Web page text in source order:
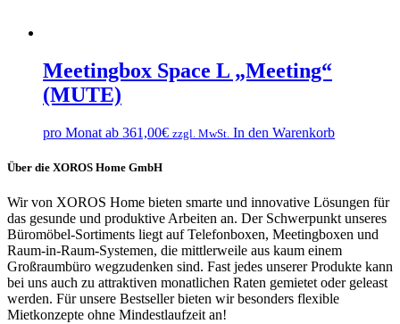
Meetingbox Space L „Meeting“
(MUTE)
pro Monat ab 361,00€ zzgl. MwSt. In den Warenkorb
Über die XOROS Home GmbH
Wir von XOROS Home bieten smarte und innovative Lösungen für
das gesunde und produktive Arbeiten an. Der Schwerpunkt unseres
Büromöbel-Sortiments liegt auf Telefonboxen, Meetingboxen und
Raum-in-Raum-Systemen, die mittlerweile aus kaum einem
Großraumbüro wegzudenken sind. Fast jedes unserer Produkte kann
bei uns auch zu attraktiven monatlichen Raten gemietet oder geleast
werden. Für unsere Bestseller bieten wir besonders flexible
Mietkonzepte ohne Mindestlaufzeit an!